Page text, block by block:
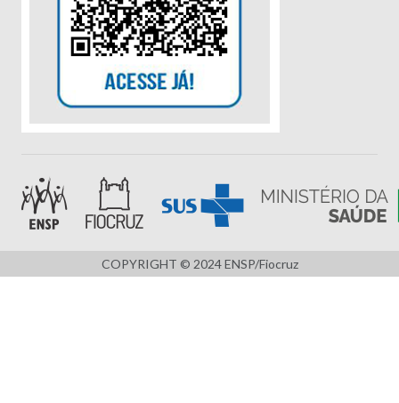
COPYRIGHT © 2024 ENSP/Fiocruz